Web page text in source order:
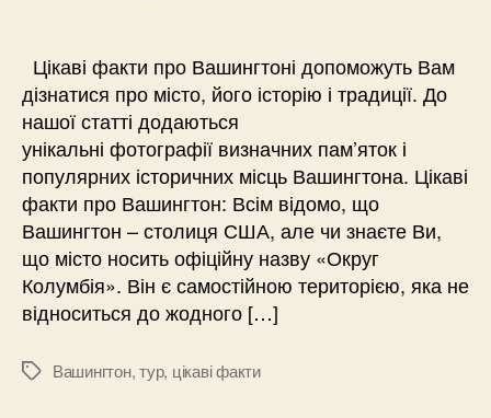
Цікаві факти про Вашингтоні допоможуть Вам
дізнатися про місто, його історію і традиції. До
нашої статті додаються
унікальні фотографії визначних пам’яток і
популярних історичних місць Вашингтона. Цікаві
факти про Вашингтон: Всім відомо, що
Вашингтон – столиця США, але чи знаєте Ви,
що місто носить офіційну назву «Округ
Колумбія». Він є самостійною територією, яка не
відноситься до жодного […]
ПозначкиВашингтон,тур, цікаві факти